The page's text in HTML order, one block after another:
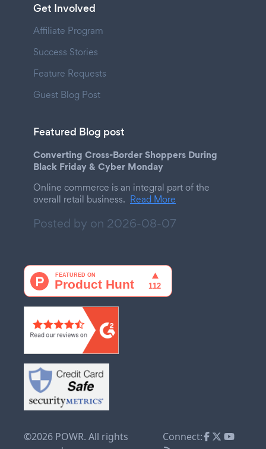
Get Involved
Affiliate Program
Success Stories
Feature Requests
Guest Blog Post
Featured Blog post
Converting Cross-Border Shoppers During
Black Friday & Cyber Monday
Online commerce is an integral part of the
overall retail business. Read More
Posted by on 2026-08-07
©2026 POWR. All rights
Connect: